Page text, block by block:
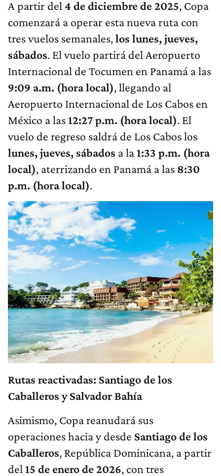
A partir del 4 de diciembre de 2025, Copa
comenzará a operar esta nueva ruta con
tres vuelos semanales,los lunes, jueves,
sábados. El vuelo partirá del Aeropuerto
Internacional de Tocumen en Panamá a las
9:09 a.m. (hora local), llegando al
Aeropuerto Internacional de Los Cabos en
México a las12:27 p.m. (hora local). El
vuelo de regreso saldrá de Los Cabos los
lunes, jueves, sábados a la1:33 p.m. (hora
local), aterrizando en Panamá a las 8:30
p.m. (hora local).
Rutas reactivadas: Santiago de los
Caballeros y Salvador Bahía
Asimismo, Copa reanudará sus
operaciones hacia y desde Santiago de los
Caballeros, República Dominicana, a partir
del 15 de enero de 2026, con tres